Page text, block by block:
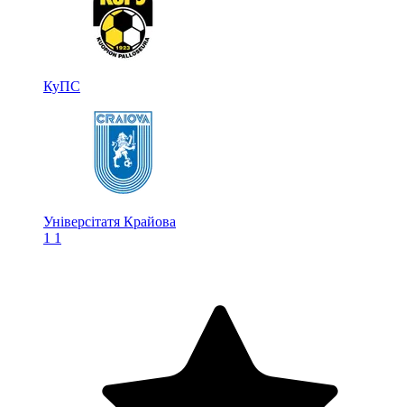
КуПС
Універсітатя Крайова
1 1